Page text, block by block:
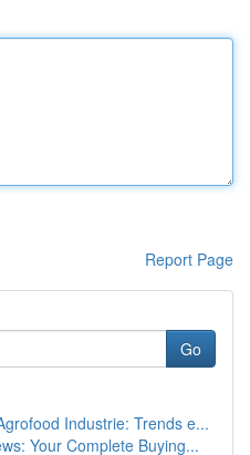
Report Page
Go
Industrie: Trends e...
Your Complete Buying...